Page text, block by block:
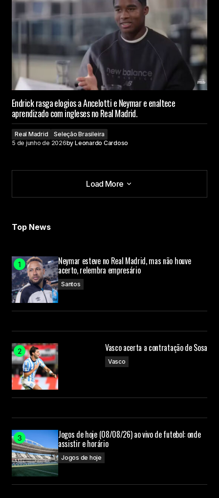
Endrick rasga elogios a Ancelotti e Neymar e enaltece
aprendizado com ingleses no Real Madrid.
Real Madrid
Seleção Brasileira
5 de junho de 2026by Leonardo Cardoso
Load More
Load More
Top News
Neymar esteve no Real Madrid, mas não houve
acerto, relembra empresário
Santos
Vasco acerta a contratação de Sosa
Vasco
Jogos de hoje (08/08/26) ao vivo de futebol: onde
assistir e horário
Jogos de hoje